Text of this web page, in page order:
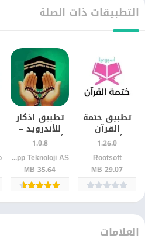
التطبيقات ذات الصلة
تطبيق ختمة
القرآن
أسبوعيًا
للأندرويد |
التزم بالقراءة
دون انقطاع
1.26.0
Rootsoft
29.07 MB
تطبيق اذكار
للأندرويد –
أذكار الصباح
والمساء
بسهولة
1.0.8
Assistant App Teknoloji AS
35.64 MB
العلامات